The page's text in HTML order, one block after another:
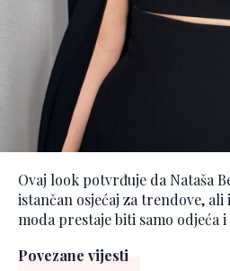
Ovaj look potvrđuje da Nataša
istančan osjećaj za trendove,
moda prestaje biti samo odjeća i
Povezane vijesti